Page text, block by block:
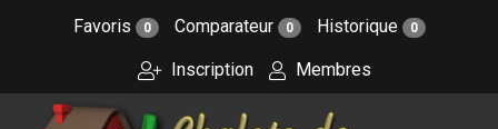
Favoris 0 Comparateur 0 Historique 0
Inscription Membres